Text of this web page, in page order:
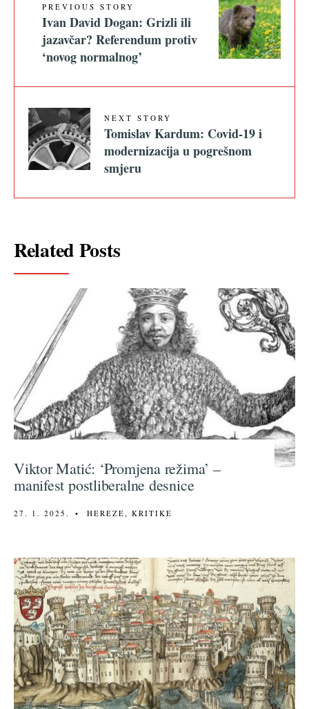
PREVIOUS STORY
Ivan David Dogan: Grizli ili
jazavčar? Referendum protiv
‘novog normalnog’
NEXT STORY
Tomislav Kardum: Covid-19 i
modernizacija u pogrešnom
smjeru
Related Posts
Viktor Matić: ‘Promjena režima’ –
manifest postliberalne desnice
27. 1. 2025. • HEREZE KRITIKE